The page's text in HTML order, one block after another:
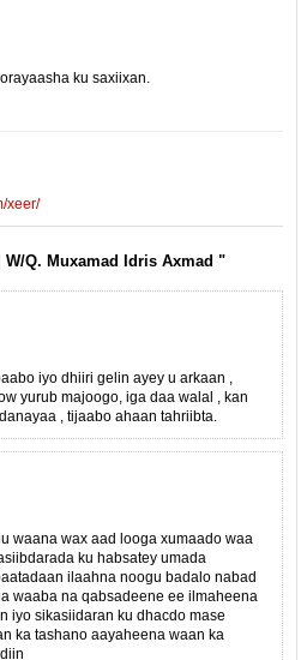
ku saxiixan.
xeer/
Q. Muxamad Idris Axmad "
iyo dhiiri gelin ayey u arkaan ,
yurub majoogo, iga daa walal , kan
, tijaabo ahaan tahriibta.
waana wax aad looga xumaado waa
ku habsatey umada
ilaahna noogu badalo nabad
waaba na qabsadeene ee ilmaheena
iyo sikasiidaran ku dhacdo mase
ka tashano aayaheena waan ka